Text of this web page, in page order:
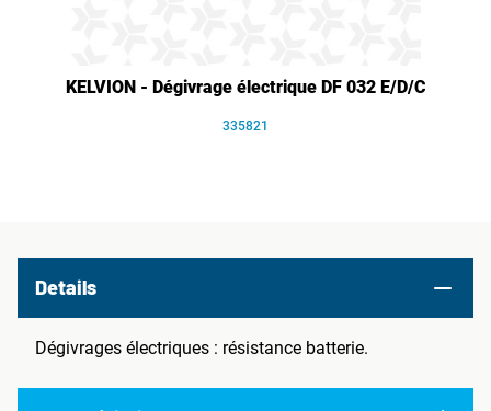
KELVION - Dégivrage électrique DF 032 E/D/C
335821
Details
Dégivrages électriques : résistance batterie.